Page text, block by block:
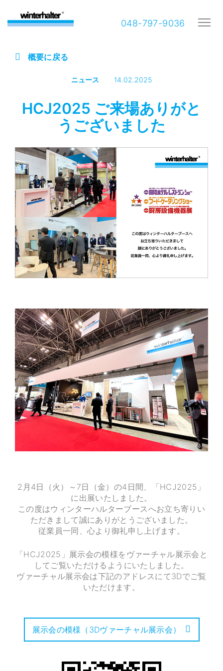
048-797-9036
概要に戻る
ニュース 14.02.2025
HCJ2025 ご来場ありがと
うございました
2月4日（火）～7日（金）の4日間、「HCJ2025」
に出展いたしました。
この度はウィンターハルターブースへお立ち寄りい
ただきまして誠にありがとうございました。
従業員一同、心より御礼申し上げます。
「HCJ2025」展示会の模様をヴァーチャル展示会と
してご覧いただけるようにいたしました。
ヴァーチャル展示会は下記のアドレスにて3Dでご覧
いただけます。
展示会の模様（3Dヴァーチャル展示会）